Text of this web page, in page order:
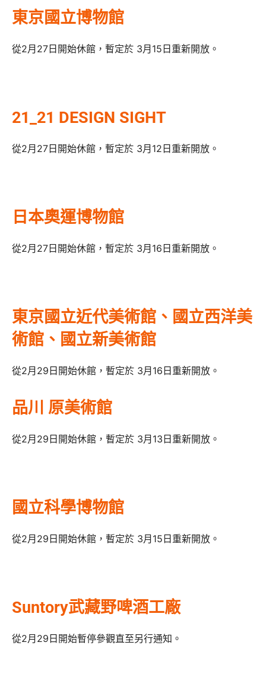
東京國立博物館
從2月27日開始休館，暫定於 3月15日重新開放。
21_21 DESIGN SIGHT
從2月27日開始休館，暫定於 3月12日重新開放。
日本奧運博物館
從2月27日開始休館，暫定於 3月16日重新開放。
東京國立近代美術館、國立西洋美
術館、國立新美術館
從2月29日開始休館，暫定於 3月16日重新開放。
品川 原美術館
從2月29日開始休館，暫定於 3月13日重新開放。
國立科學博物館
從2月29日開始休館，暫定於 3月15日重新開放。
Suntory武藏野啤酒工廠
從2月29日開始暫停參觀直至另行通知。